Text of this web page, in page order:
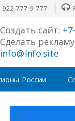
922-777-9-777
Создать сайт:
Сделать
info@lnfo.site
России
+27